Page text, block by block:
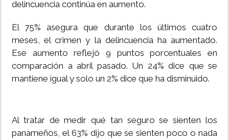
delincuencia continúa en aumento.
El 75% asegura que durante los últimos cuatro
meses, el crimen y la delincuencia ha aumentado.
Ese aumento reflejó 9 puntos porcentuales en
comparación a abril pasado. Un 24% dice que se
mantiene igual y solo un 2% dice que ha disminuido.
Al tratar de medir qué tan seguro se sienten los
panameños, el 63% dijo que se sienten poco o nada